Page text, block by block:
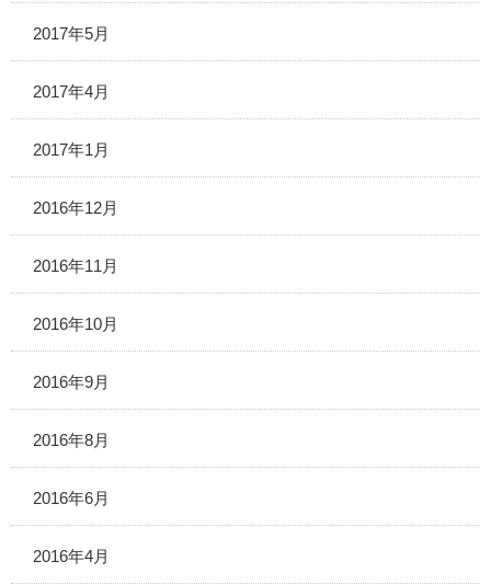
2017年5月
2017年4月
2017年1月
2016年12月
2016年11月
2016年10月
2016年9月
2016年8月
2016年6月
2016年4月